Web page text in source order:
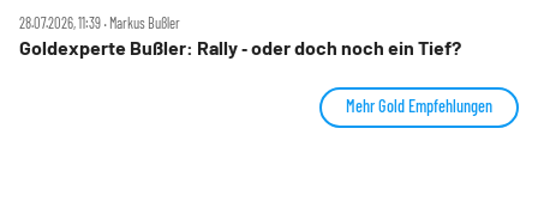
28.07.2026, 11:39 ‧ Markus Bußler
Goldexperte Bußler: Rally ‑ oder doch noch ein Tief?
Mehr Gold Empfehlungen